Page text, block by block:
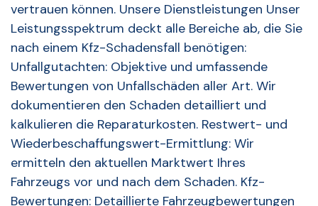
vertrauen können. Unsere Dienstleistungen Unser
Leistungsspektrum deckt alle Bereiche ab, die Sie
nach einem Kfz-Schadensfall benötigen:
Unfallgutachten: Objektive und umfassende
Bewertungen von Unfallschäden aller Art. Wir
dokumentieren den Schaden detailliert und
kalkulieren die Reparaturkosten. Restwert- und
Wiederbeschaffungswert-Ermittlung: Wir
ermitteln den aktuellen Marktwert Ihres
Fahrzeugs vor und nach dem Schaden. Kfz-
Bewertungen: Detaillierte Fahrzeugbewertungen